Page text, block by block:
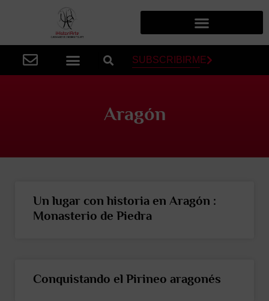
SUBSCRIBIRME
Aragón
Un lugar con historia en Aragón :
Monasterio de Piedra
Conquistando el Pirineo aragonés